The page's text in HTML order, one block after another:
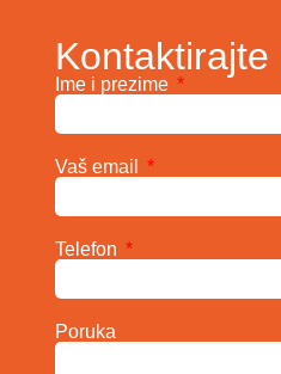
Kontaktirajte
Ime i prezime
Vaš email
Telefon
Poruka